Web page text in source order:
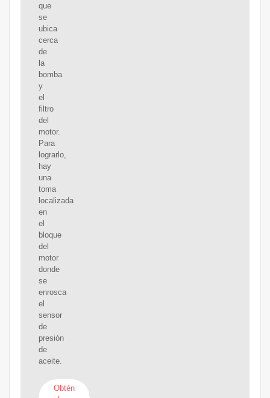
que
se
ubica
cerca
de
la
bomba
y
el
filtro
del
motor.
Para
lograrlo,
hay
una
toma
localizada
en
el
bloque
del
motor
donde
se
enrosca
el
sensor
de
presión
de
aceite.
Obtén